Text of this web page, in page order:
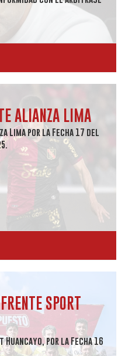
ALIANZA LIMA
Lima por la Fecha 17 del
SPORT
por la Fecha 16